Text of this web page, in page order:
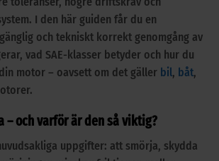
I den här guiden får du en
och tekniskt korrekt genomgång av
vad SAE-klasser betyder och hur du
motor – oavsett om det gäller bil, båt,
– och varför är den så viktig?
uppgifter: att smörja, skydda